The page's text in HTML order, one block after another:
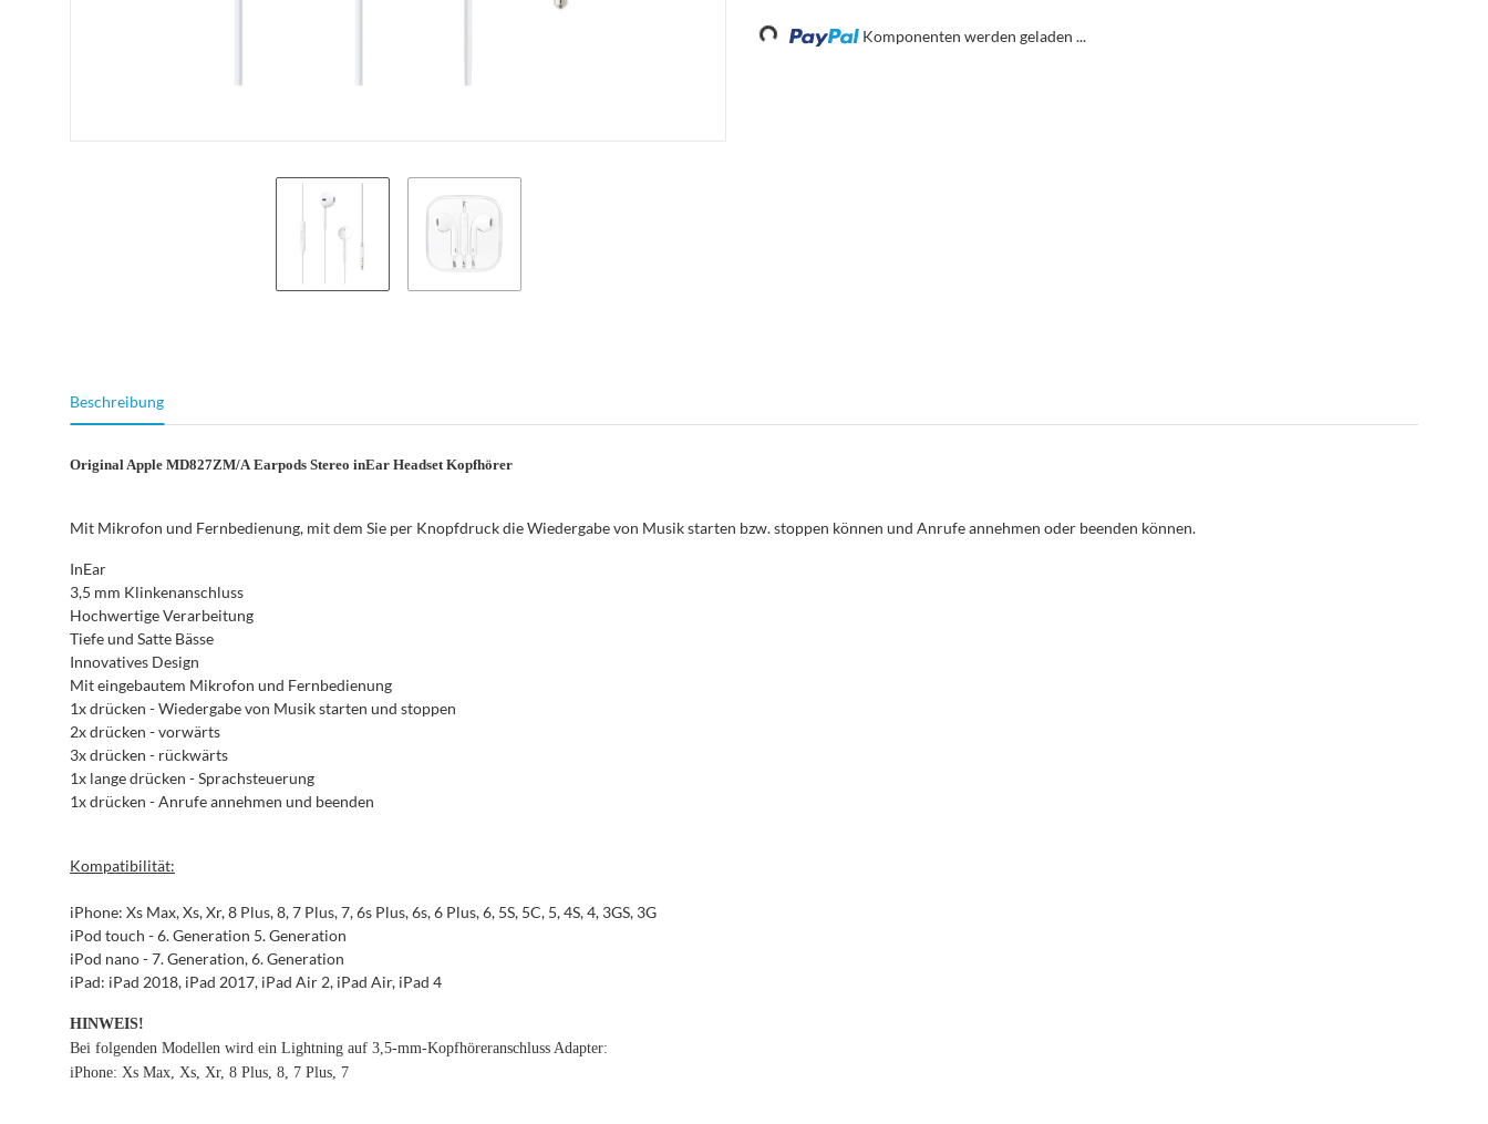
Loading... Komponenten werden geladen ...
Beschreibung
Original Apple MD827ZM/A Earpods Stereo inEar Headset Kopfhörer
Mit Mikrofon und Fernbedienung, mit dem Sie per Knopfdruck die Wiedergabe von Musik starten bzw. stoppen können und Anrufe annehmen oder beenden können.
InEar
3,5 mm Klinkenanschluss
Hochwertige Verarbeitung
Tiefe und Satte Bässe
Innovatives Design
Mit eingebautem Mikrofon und Fernbedienung
1x drücken - Wiedergabe von Musik starten und stoppen
2x drücken - vorwärts
3x drücken - rückwärts
1x lange drücken - Sprachsteuerung
1x drücken - Anrufe annehmen und beenden
Kompatibilität:
iPhone: Xs Max, Xs, Xr, 8 Plus, 8, 7 Plus, 7, 6s Plus, 6s, 6 Plus, 6, 5S, 5C, 5, 4S, 4, 3GS, 3G
iPod touch - 6. Generation 5. Generation
iPod nano - 7. Generation, 6. Generation
iPad: iPad 2018, iPad 2017, iPad Air 2, iPad Air, iPad 4
HINWEIS!
Bei folgenden Modellen wird ein Lightning auf 3,5-mm-Kopfhöreranschluss Adapter:
iPhone: Xs Max, Xs, Xr, 8 Plus, 8, 7 Plus, 7